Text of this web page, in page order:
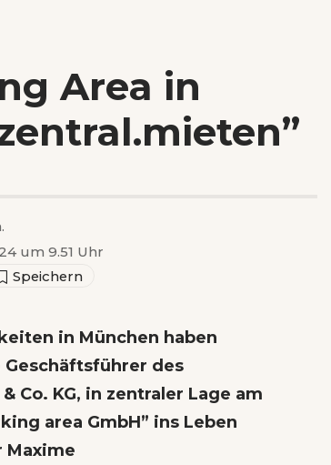
Area in
um 9.51 Uhr
in München haben
des
Co. KG, in zentraler Lage am
area GmbH” ins Leben
Maxime